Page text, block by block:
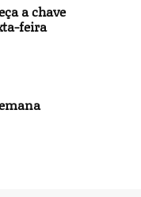
a chave
feira